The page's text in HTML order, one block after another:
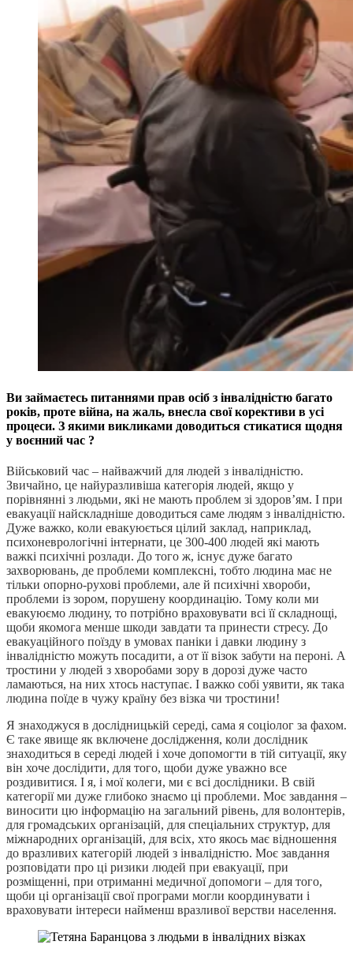
Ви займаєтесь питаннями прав осіб з інвалідністю багато
років, проте війна, на жаль, внесла свої корективи в усі
процеси. З якими викликами доводиться стикатися щодня
у воєнний час ?
Військовий час – найважчий для людей з інвалідністю.
Звичайно, це найуразливіша категорія людей, якщо у
порівнянні з людьми, які не мають проблем зі здоров’ям. І при
евакуації найскладніше доводиться саме людям з інвалідністю.
Дуже важко, коли евакуюється цілий заклад, наприклад,
психоневрологічні інтернати, це 300-400 людей які мають
важкі психічні розлади. До того ж, існує дуже багато
захворювань, де проблеми комплексні, тобто людина має не
тільки опорно-рухові проблеми, але й психічні хвороби,
проблеми із зором, порушену координацію. Тому коли ми
евакуюємо людину, то потрібно враховувати всі її складнощі,
щоби якомога менше шкоди завдати та принести стресу. До
евакуаційного поїзду в умовах паніки і давки людину з
інвалідністю можуть посадити, а от її візок забути на пероні. А
тростини у людей з хворобами зору в дорозі дуже часто
ламаються, на них хтось наступає. І важко собі уявити, як така
людина поїде в чужу країну без візка чи тростини!
Я знаходжуся в дослідницькій середі, сама я соціолог за фахом.
Є таке явище як включене дослідження, коли дослідник
знаходиться в середі людей і хоче допомогти в тій ситуації, яку
він хоче дослідити, для того, щоби дуже уважно все
роздивитися. І я, і мої колеги, ми є всі дослідники. В свій
категорії ми дуже глибоко знаємо ці проблеми. Моє завдання –
виносити цю інформацію на загальний рівень, для волонтерів,
для громадських організацій, для спеціальних структур, для
міжнародних організацій, для всіх, хто якось має відношення
до вразливих категорій людей з інвалідністю. Моє завдання
розповідати про ці ризики людей при евакуації, при
розміщенні, при отриманні медичної допомоги – для того,
щоби ці організації свої програми могли координувати і
враховувати інтереси найменш вразливої верстви населення.